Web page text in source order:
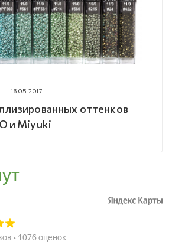
— 16.05.2017
оттенков
и Miyuki